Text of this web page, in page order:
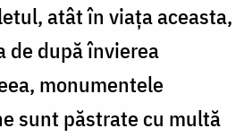
atât în viața aceasta,
de după învierea
monumentele
sunt păstrate cu multă